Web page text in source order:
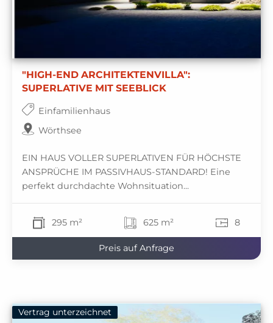
"HIGH-END ARCHITEKTENVILLA":
SUPERLATIVE MIT SEEBLICK
Einfamilienhaus
Wörthsee
EIN HAUS VOLLER SUPERLATIVEN FÜR HÖCHSTE
ANSPRÜCHE IM PASSIVHAUS-STANDARD! Eine
perfekt durchdachte Wohnsituation...
295 m² 625 m² 8
Preis auf Anfrage
Vertrag unterzeichnet